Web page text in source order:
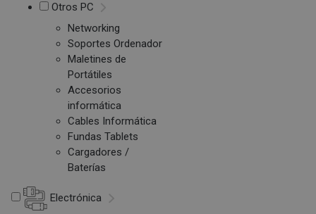
Otros PC
Networking
Soportes Ordenador
Maletines de
Portátiles
Accesorios
informática
Cables Informática
Fundas Tablets
Cargadores /
Baterías
Electrónica